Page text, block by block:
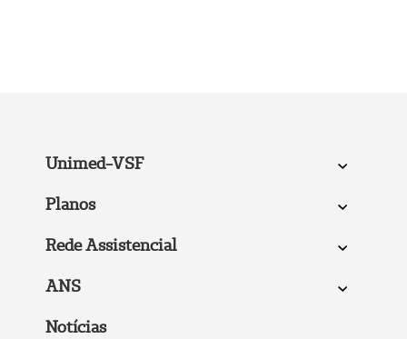
Unimed-VSF
Planos
Rede Assistencial
ANS
Notícias